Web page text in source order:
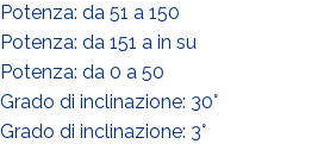
Potenza: da 51 a 150
Potenza: da 151 a in su
Potenza: da 0 a 50
Grado di inclinazione: 30°
Grado di inclinazione: 3°